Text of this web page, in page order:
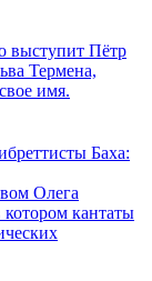
выступит Пётр
Термена,
имя.
Баха:
Олега
кантаты